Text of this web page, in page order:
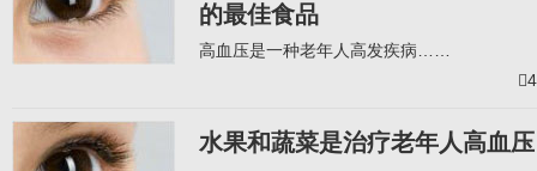
的最佳食品
高血压是一种老年人高发疾病……
4
水果和蔬菜是治疗老年人高血压